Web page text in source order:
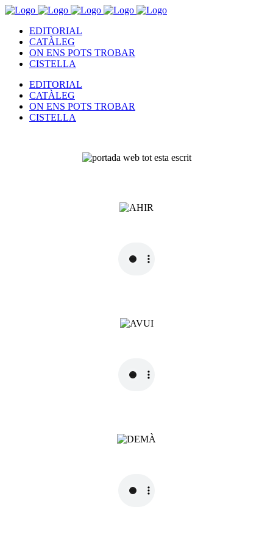
EDITORIAL
CATÀLEG
ON ENS POTS TROBAR
CISTELLA
EDITORIAL
CATÀLEG
ON ENS POTS TROBAR
CISTELLA